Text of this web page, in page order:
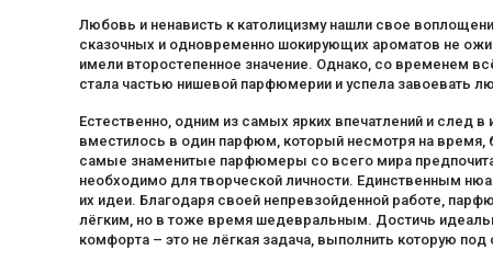
кедр
кока-кола
кориандр
красные ягоды
кумарин
лаванда
Любовь и ненависть к католицизму нашли свое
сказочных и одновременно шокирующих ароматов не
имели второстепенное значение. Однако, со временем
стала частью нишевой парфюмерии и успела завоевать
Естественно, одним из самых ярких впечатлений и след
вместилось в один парфюм, который несмотря на время,
самые знаменитые парфюмеры со всего мира
необходимо для творческой личности. Единственным
их идеи. Благодаря своей непревзойденной работе,
лёгким, но в тоже время шедевральным. Достичь
комфорта – это не лёгкая задача, выполнить которую